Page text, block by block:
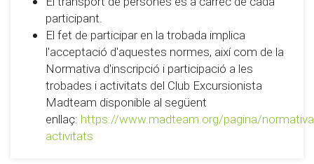
participant.
El fet de participar en la trobada implica
l'acceptació d'aquestes normes, així com de la
Normativa d'inscripció i participació a les
trobades i activitats del Club Excursionista
Madteam disponible al següent
enllaç: https://www.madteam.org/pagina/
activitats